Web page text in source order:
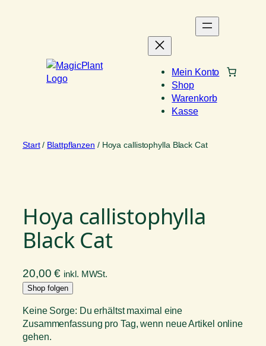
Mein Konto
Shop
Warenkorb
Kasse
Start/ Blattpflanzen / Hoya callistophylla Black Cat
Hoya callistophylla
Black Cat
20,00€ inkl. MWSt.
Shop folgen
Keine Sorge: Du erhältst maximal eine
Zusammenfassung pro Tag, wenn neue Artikel online
gehen.